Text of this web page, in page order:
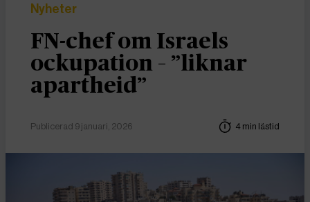
Nyheter
FN-chef om Israels
ockupation – ”liknar
apartheid”
Publicerad 9 januari, 2026 4 min lästid